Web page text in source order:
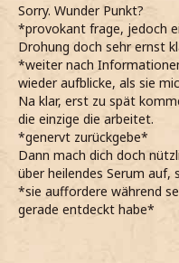
Sorry. Wunder Punkt?
*provokant frage, jedoch
Drohung doch sehr ernst
*weiter nach
wieder aufblicke, als sie
Na klar, erst zu spät
die einzige die arbeitet.
*genervt zurückgebe*
Dann mach dich doch
über heilendes Serum
*sie auffordere während
gerade entdeckt habe*